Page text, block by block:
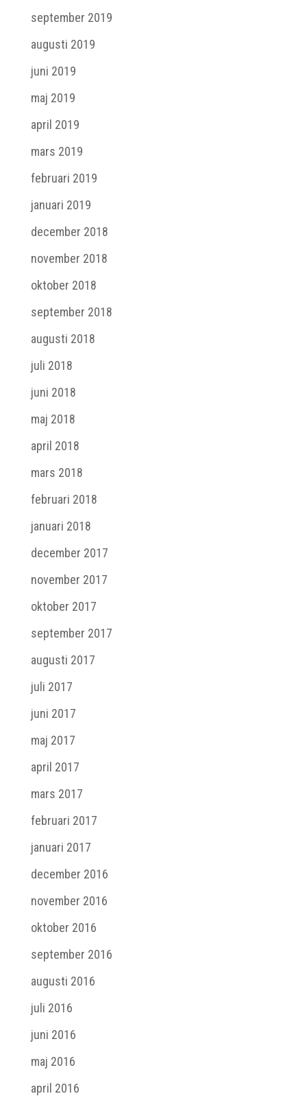
september 2019
augusti 2019
juni 2019
maj 2019
april 2019
mars 2019
februari 2019
januari 2019
december 2018
november 2018
oktober 2018
september 2018
augusti 2018
juli 2018
juni 2018
maj 2018
april 2018
mars 2018
februari 2018
januari 2018
december 2017
november 2017
oktober 2017
september 2017
augusti 2017
juli 2017
juni 2017
maj 2017
april 2017
mars 2017
februari 2017
januari 2017
december 2016
november 2016
oktober 2016
september 2016
augusti 2016
juli 2016
juni 2016
maj 2016
april 2016